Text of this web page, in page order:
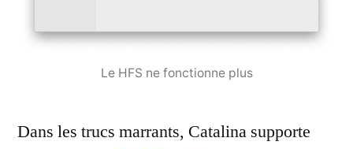
Le HFS ne fonctionne plus
Dans les trucs marrants, Catalina supporte